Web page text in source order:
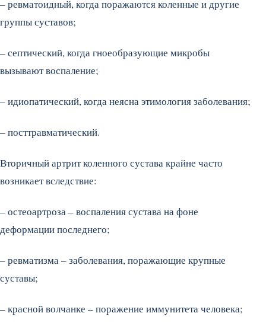
– ревматоидный, когда поражаются коленные и другие
группы суставов;
– септический, когда гноеобразующие микробы
вызывают воспаление;
– идиопатический, когда неясна этимология заболевания;
– посттравматический.
Вторичный артрит коленного сустава крайне часто
возникает вследствие:
– остеоартроза – воспаления сустава на фоне
деформации последнего;
– ревматизма – заболевания, поражающие крупные
суставы;
– красной волчанке – поражение иммунитета человека;